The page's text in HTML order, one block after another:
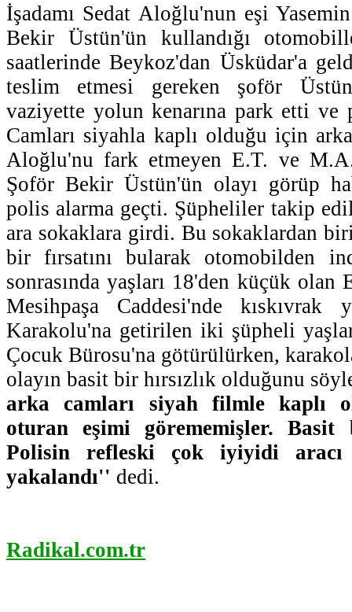
İşadamı Sedat Aloğlu'nun eşi
Bekir Üstün'ün kullandığı
saatlerinde Beykoz'dan Üsküdar'a
teslim etmesi gereken şoför
vaziyette yolun kenarına park etti ve
Camları siyahla kaplı olduğu için
Aloğlu'nu fark etmeyen E.T. ve
Şoför Bekir Üstün'ün olayı görüp
polis alarma geçti. Şüpheliler takip
ara sokaklara girdi. Bu sokaklardan
bir fırsatını bularak otomobilden
sonrasında yaşları 18'den küçük
Mesihpaşa Caddesi'nde kıskıvrak
Karakolu'na getirilen iki şüpheli
Çocuk Bürosu'na götürülürken,
olayın basit bir hırsızlık olduğunu
arka camları siyah filmle kaplı
oturan eşimi görememişler. Basit
Polisin refleski çok iyiyidi aracı
yakalandı'' dedi.
Radikal.com.tr